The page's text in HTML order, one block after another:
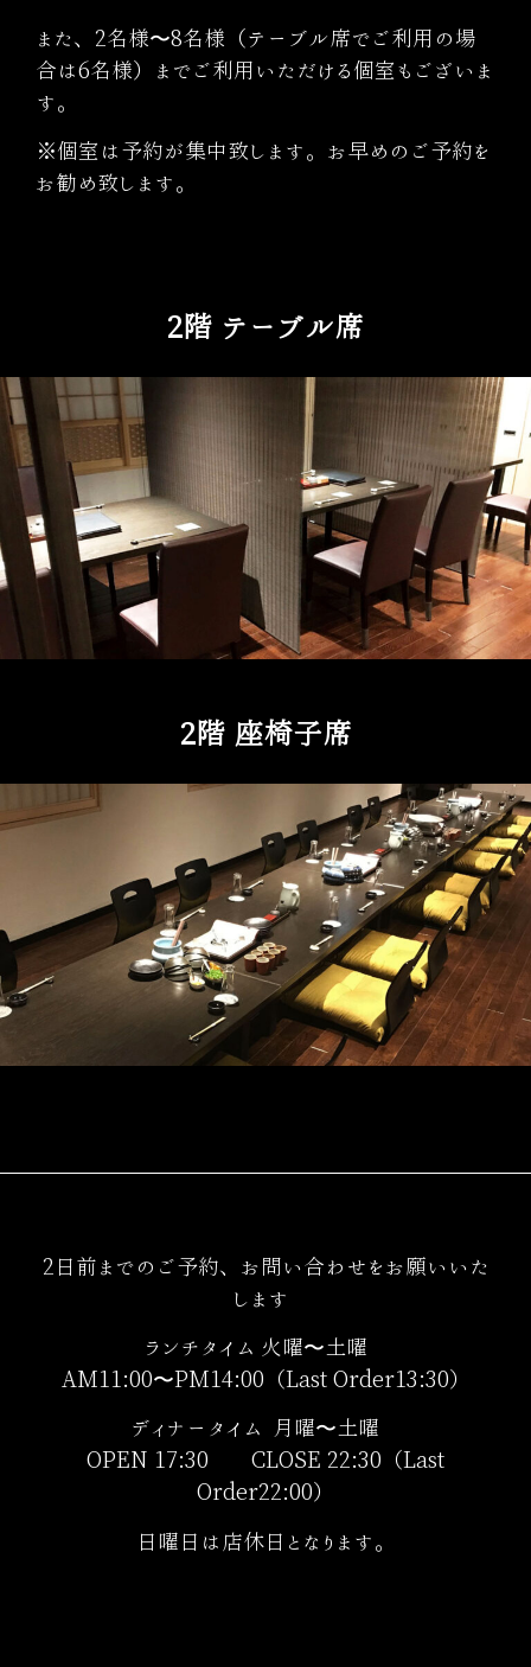
また、2名様〜8名様（テーブル席でご利用の場
合は6名様）までご利用いただける個室もございま
す。
※個室は予約が集中致します。お早めのご予約を
お勧め致します。
2階 テーブル席
2階 座椅子席
2日前までのご予約、お問い合わせをお願いいた
します
ランチタイム 火曜〜土曜
AM11:00〜PM14:00（Last Order13:30）
ディナータイム 月曜〜土曜
OPEN 17:30 CLOSE 22:30（Last
Order22:00）
日曜日は店休日となります。